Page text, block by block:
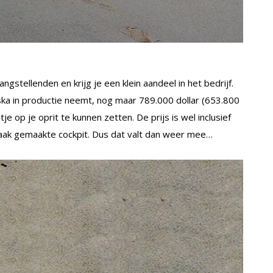
en krijg je een klein aandeel in het bedrijf.
in productie neemt, nog maar 789.000 dollar (653.800
op je oprit te kunnen zetten. De prijs is wel inclusief
gemaakte cockpit. Dus dat valt dan weer mee…